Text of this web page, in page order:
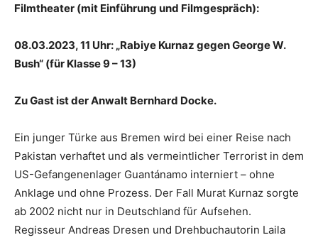
Filmtheater (mit Einführung und Filmgespräch):
08.03.2023, 11 Uhr: „Rabiye Kurnaz gegen George W.
Bush“ (für Klasse 9 – 13)
Zu Gast ist der Anwalt Bernhard Docke.
Ein junger Türke aus Bremen wird bei einer Reise nach
Pakistan verhaftet und als vermeintlicher Terrorist in dem
US-Gefangenenlager Guantánamo interniert – ohne
Anklage und ohne Prozess. Der Fall Murat Kurnaz sorgte
ab 2002 nicht nur in Deutschland für Aufsehen.
Regisseur Andreas Dresen und Drehbuchautorin Laila